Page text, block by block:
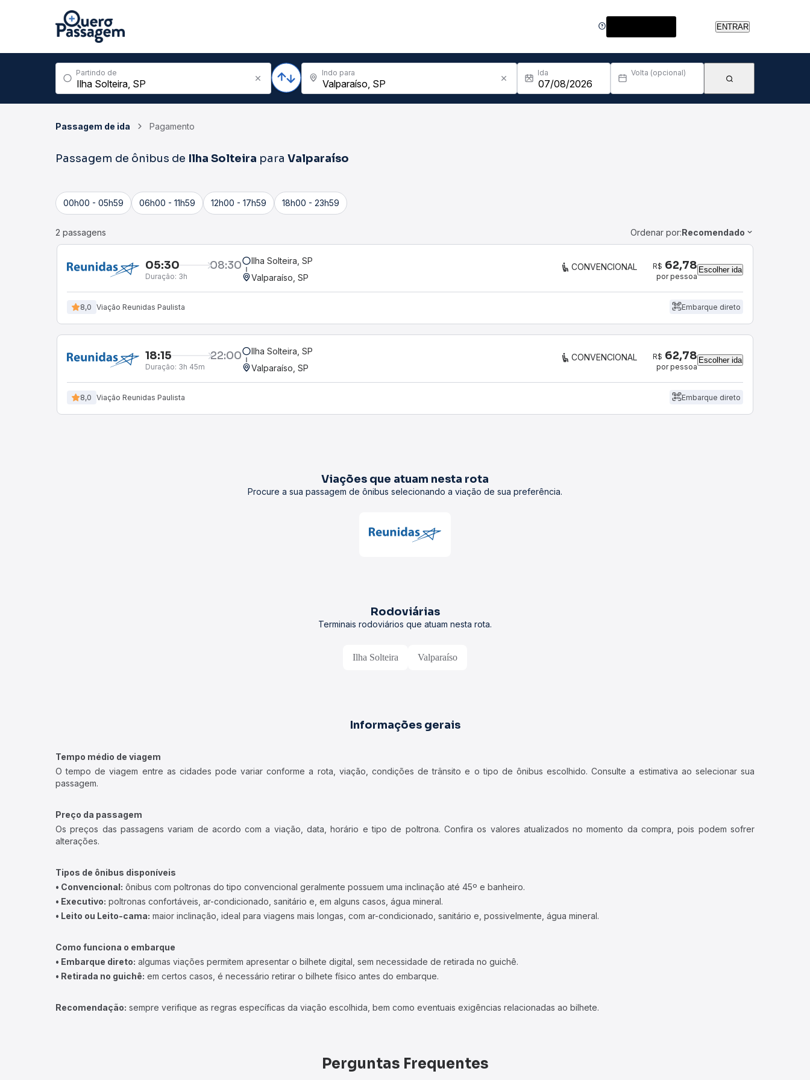
ENTRAR
Partindo de Indo para Ida Volta (opcional)
Passagem de ida Pagamento
Passagem de ônibus de Ilha Solteira para Valparaíso
00h00 - 05h59 06h00 - 11h59 12h00 - 17h59 18h00 - 23h59
2 passagens Ordenar por:Recomendado
05:30 08:30
Duração: 3h
Ilha Solteira, SP
Valparaíso, SP
CONVENCIONAL R$ 62,78
por pessoa
Escolher ida
8,0 Viação Reunidas Paulista Embarque direto
18:15 22:00
Duração: 3h 45m
Ilha Solteira, SP
Valparaíso, SP
CONVENCIONAL R$ 62,78
por pessoa
Escolher ida
8,0 Viação Reunidas Paulista Embarque direto
Viações que atuam nesta rota
Procure a sua passagem de ônibus selecionando a viação de sua preferência.
Rodoviárias
Terminais rodoviários que atuam nesta rota.
Ilha Solteira Valparaíso
Informações gerais
Tempo médio de viagem
O tempo de viagem entre as cidades pode variar conforme a rota, viação, condições de trânsito e o tipo de ônibus escolhido. Consulte a estimativa ao selecionar sua
passagem.
Preço da passagem
Os preços das passagens variam de acordo com a viação, data, horário e tipo de poltrona. Confira os valores atualizados no momento da compra, pois podem sofrer
alterações.
Tipos de ônibus disponíveis
• Convencional: ônibus com poltronas do tipo convencional geralmente possuem uma inclinação até 45º e banheiro.
• Executivo: poltronas confortáveis, ar-condicionado, sanitário e, em alguns casos, água mineral.
• Leito ou Leito-cama: maior inclinação, ideal para viagens mais longas, com ar-condicionado, sanitário e, possivelmente, água mineral.
Como funciona o embarque
• Embarque direto: algumas viações permitem apresentar o bilhete digital, sem necessidade de retirada no guichê.
• Retirada no guichê: em certos casos, é necessário retirar o bilhete físico antes do embarque.
Recomendação: sempre verifique as regras específicas da viação escolhida, bem como eventuais exigências relacionadas ao bilhete.
Perguntas Frequentes